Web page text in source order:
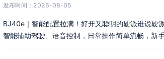
发布时间：2026-08-05
BJ40e｜智能配置拉满！好开又聪明的硬派️谁说硬
智能辅助驾驶、语音控制，日常操作简单流畅，新